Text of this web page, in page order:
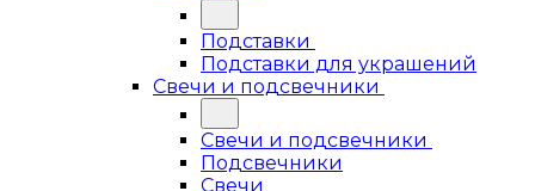
Подставки
Подставки для украшений
Свечи и подсвечники
Свечи и подсвечники
Подсвечники
Свечи